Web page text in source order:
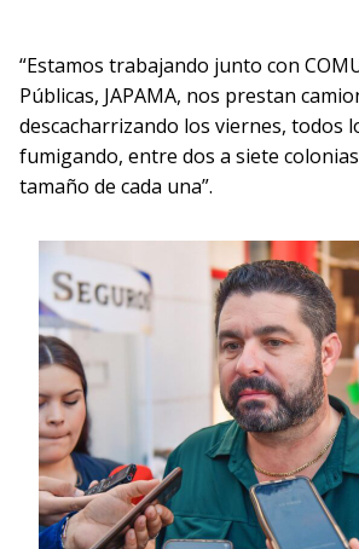
“Estamos trabajando junto con
Públicas, JAPAMA, nos prestan
descacharrizando los viernes, todos
fumigando, entre dos a siete
tamaño de cada una”.